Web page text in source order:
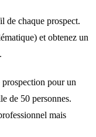
de chaque prospect.
et obtenez un
pour un
de 50 personnes.
mais